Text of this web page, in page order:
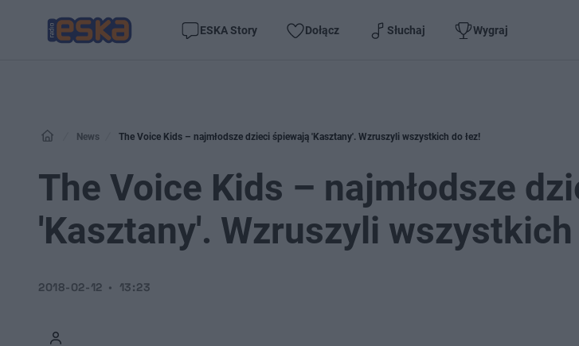
ESKA Story Dołącz Słuchaj Wygraj
News The Voice Kids – najmłodsze dzieci śpiewają 'Kasztany'. Wzruszyli wszystkich do łez!
The Voice Kids – najmłodsze
'Kasztany'. Wzruszyli wszystkich
2018-02-12 13:23